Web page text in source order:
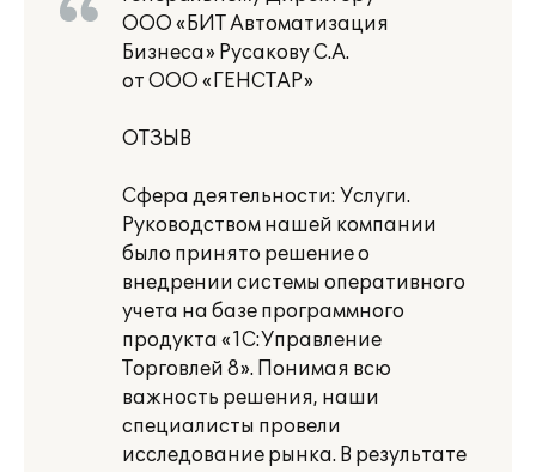
ООО «БИТ Автоматизация
Бизнеса» Русакову С.А.
от ООО «ГЕНСТАР»
ОТЗЫВ
Сфера деятельности: Услуги.
Руководством нашей компании
было принято решение о
внедрении системы оперативного
учета на базе программного
продукта «1С:Управление
Торговлей 8». Понимая всю
важность решения, наши
специалисты провели
исследование рынка. В результате